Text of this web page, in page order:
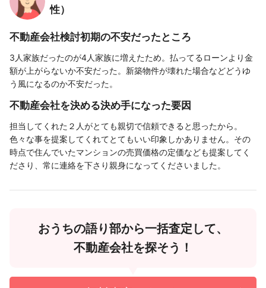
性）
不動産会社検討初期の不安だったところ
3人家族だったのが4人家族に増えたため。払ってるローンより金
額が上がらないか不安だった。新築物件が壊れた場合などどうゆ
う風になるのか不安だった。
不動産会社を決める決め手になった要因
担当してくれた２人がとても親切で信頼できると思ったから。
色々な事を提案してくれてとてもいい印象しかありません。その
時点で住んでいたマンションの売買価格の定価なども提案してく
ださり、常に連絡を下さり親身になってくださいました。
おうちの語り部から一括査定して、
不動産会社を探そう！